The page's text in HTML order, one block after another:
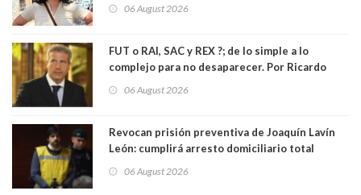
06 August 2026
FUT o RAI, SAC y REX ?; de lo simple a lo
complejo para no desaparecer. Por Ricardo
06 August 2026
Revocan prisión preventiva de Joaquín Lavín
León: cumplirá arresto domiciliario total
06 August 2026